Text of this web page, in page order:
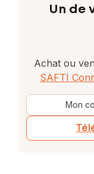
Un de
Achat ou
SAFTI
Mon